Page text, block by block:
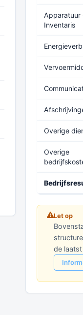
Apparatuur
Inventaris
Overige
Overige
Let op
de